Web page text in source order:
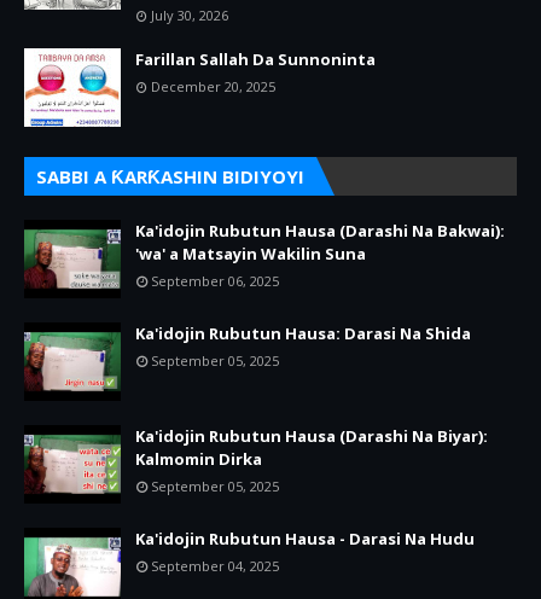
July 30, 2026
Farillan Sallah Da Sunnoninta
December 20, 2025
SABBI A ƘARƘASHIN BIDIYOYI
Ka'idojin Rubutun Hausa (Darashi Na Bakwai):
'wa' a Matsayin Wakilin Suna
September 06, 2025
Ka'idojin Rubutun Hausa: Darasi Na Shida
September 05, 2025
Ka'idojin Rubutun Hausa (Darashi Na Biyar):
Kalmomin Dirka
September 05, 2025
Ka'idojin Rubutun Hausa - Darasi Na Hudu
September 04, 2025